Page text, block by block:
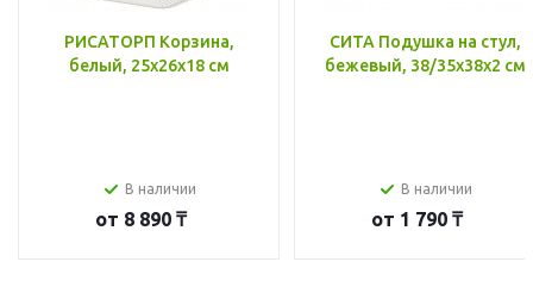
РИСАТОРП Корзина,
белый, 25x26x18 см
В наличии
от 8 890 ₸
СИТА Подушка на стул,
бежевый, 38/35x38x2 см
В наличии
от 1 790 ₸